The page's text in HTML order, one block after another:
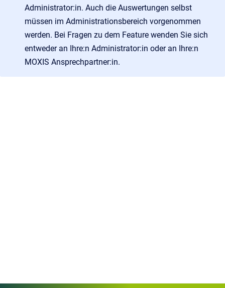
Administrator:in. Auch die Auswertungen selbst
müssen im Administrationsbereich vorgenommen
werden. Bei Fragen zu dem Feature wenden Sie sich
entweder an Ihre:n Administrator:in oder an Ihre:n
MOXIS Ansprechpartner:in.